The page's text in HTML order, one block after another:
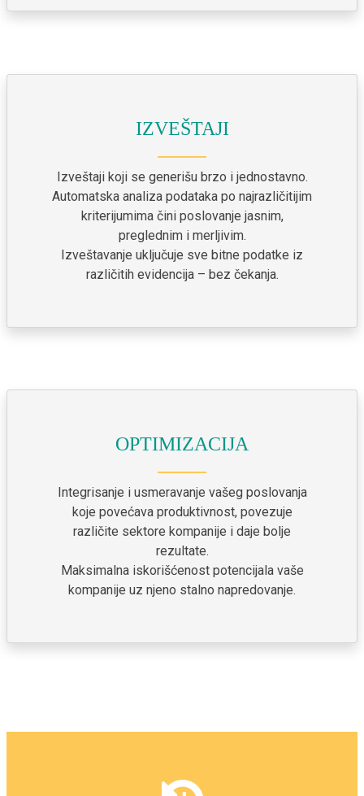
IZVEŠTAJI
Izveštaji koji se generišu brzo i jednostavno.
Automatska analiza podataka po najrazličitijim
kriterijumima čini poslovanje jasnim,
preglednim i merljivim.
Izveštavanje uključuje sve bitne podatke iz
različitih evidencija – bez čekanja.
OPTIMIZACIJA
Integrisanje i usmeravanje vašeg poslovanja
koje povećava produktivnost, povezuje
različite sektore kompanije i daje bolje
rezultate.
Maksimalna iskorišćenost potencijala vaše
kompanije uz njeno stalno napredovanje.